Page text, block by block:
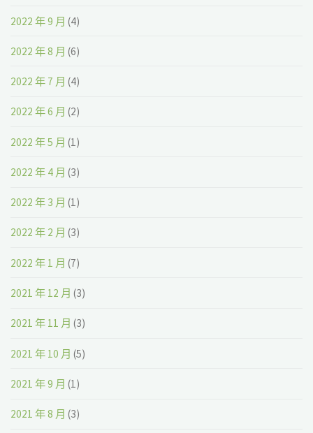
2022 年 9 月 (4)
2022 年 8 月 (6)
2022 年 7 月 (4)
2022 年 6 月 (2)
2022 年 5 月 (1)
2022 年 4 月 (3)
2022 年 3 月 (1)
2022 年 2 月 (3)
2022 年 1 月 (7)
2021 年 12 月 (3)
2021 年 11 月 (3)
2021 年 10 月 (5)
2021 年 9 月 (1)
2021 年 8 月 (3)